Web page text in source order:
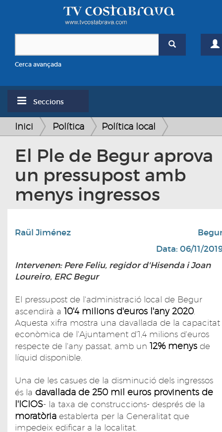
Cerca avançada
Seccions
Inici Política Política local
El Ple de Begur aprova
un pressupost amb
menys ingressos
Raül Jiménez
Data: 06/11/
Intervenen: Pere Feliu, regidor d'Hisenda i Joan
Loureiro, ERC Begur
El pressupost de l'administració local de Begur
ascendirà a 10'4 milions d'euros l'any 2020.
Aquesta xifra mostra una davallada de la capacitat
econòmica de l'Ajuntament d'1,4 milions d'euros
respecte de l'any passat, amb un 12% menys de
líquid disponible.
Una de les casues de la disminució dels ingressos
és la davallada de 250 mil euros provinents de
l'ICIOS- la taxa de construccions- després de la
moratòria establerta per la Generalitat que
impedeix edificar a la localitat.